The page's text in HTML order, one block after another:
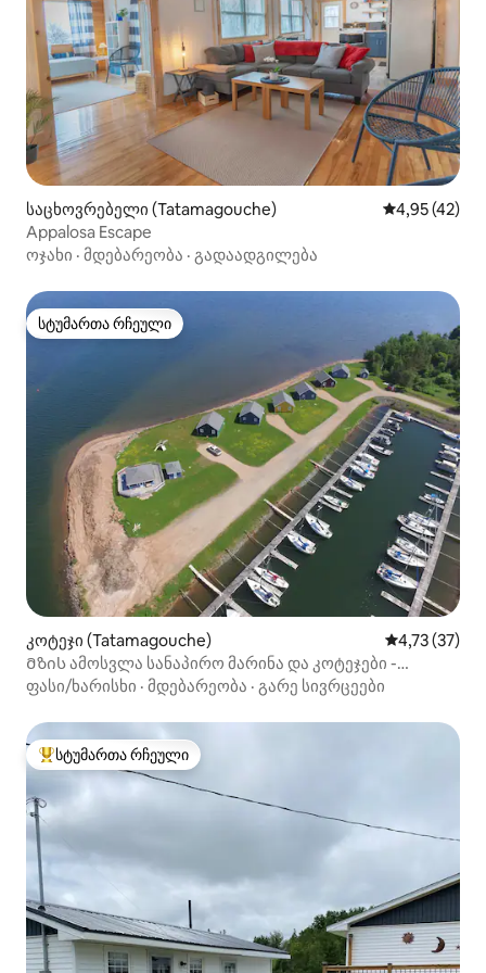
საცხოვრებელი (Tatamagouche) საშუალო
4,95 (42)
Appalosa Escape
ოჯახი · მდებარეობა · გადაადგილება
სტუმართა რჩეული
სტუმართა რჩეული
კოტეჯი (Tatamagouche) საშუალო
4,73 (37)
Მზის ამოსვლა სანაპირო მარინა და კოტეჯები -
წითელი სპინეკერი
ფასი/ხარისხი · მდებარეობა · გარე სივრცეები
სტუმართა რჩეული მოწინავე ვარიანტი
სტუმართა რჩეული